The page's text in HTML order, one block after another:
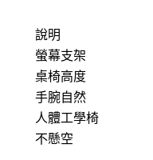
說明
螢幕支架
桌椅高度
手腕自然
人體工學椅
不懸空